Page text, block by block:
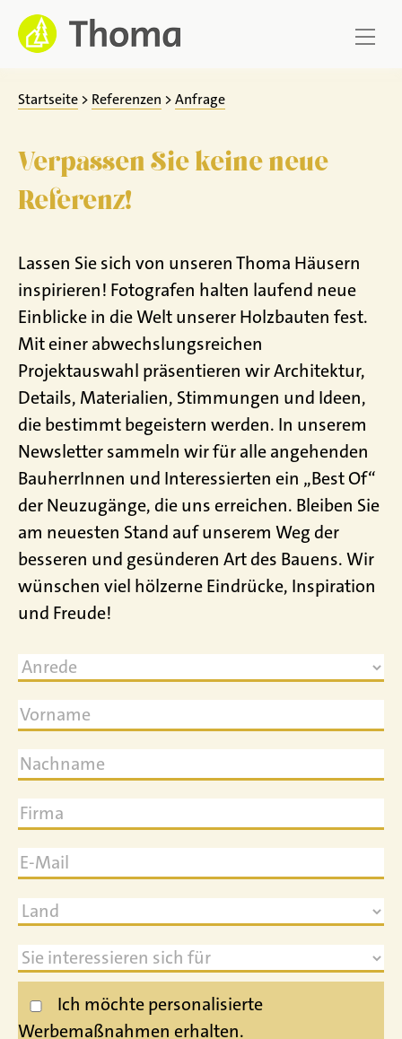
Zum
Inhalt
springen
Startseite > Referenzen >Anfrage
Verpassen Sie keine neue
Referenz!
Lassen Sie sich von unseren Thoma Häusern
inspirieren! Fotografen halten laufend neue
Einblicke in die Welt unserer Holzbauten fest.
Mit einer abwechslungsreichen
Projektauswahl präsentieren wir Architektur,
Details, Materialien, Stimmungen und Ideen,
die bestimmt begeistern werden. In unserem
Newsletter sammeln wir für alle angehenden
BauherrInnen und Interessierten ein „Best Of“
der Neuzugänge, die uns erreichen. Bleiben Sie
am neuesten Stand auf unserem Weg der
besseren und gesünderen Art des Bauens. Wir
wünschen viel hölzerne Eindrücke, Inspiration
und Freude!
Ich möchte personalisierte
Werbemaßnahmen erhalten.